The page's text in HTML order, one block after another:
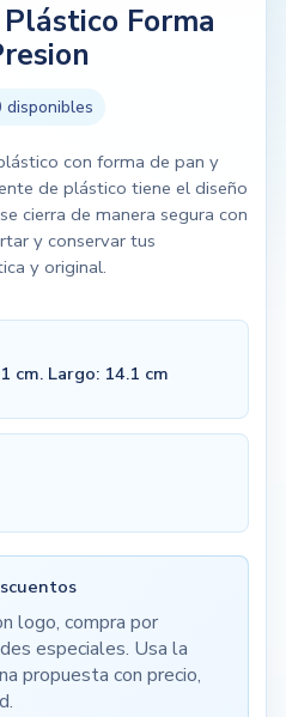
Forma
disponibles
con forma de pan y
de plástico tiene el diseño
cierra de manera segura con
y conservar tus
y original.
cm. Largo: 14.1 cm
logo, compra por
especiales. Usa la
propuesta con precio,